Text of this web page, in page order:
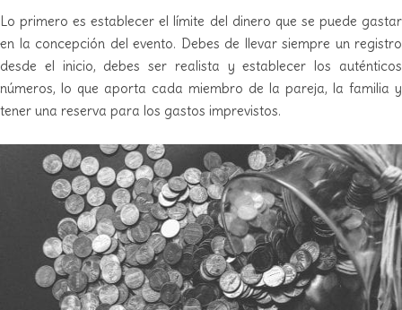
Lo primero es establecer el límite del dinero que se puede gastar
en la concepción del evento. Debes de llevar siempre un registro
desde el inicio, debes ser realista y establecer los auténticos
números, lo que aporta cada miembro de la pareja, la familia y
tener una reserva para los gastos imprevistos.